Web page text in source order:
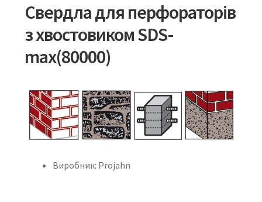
Свердла для перфораторів
з хвостовиком SDS-
max(80000)
Виробник: Projahn